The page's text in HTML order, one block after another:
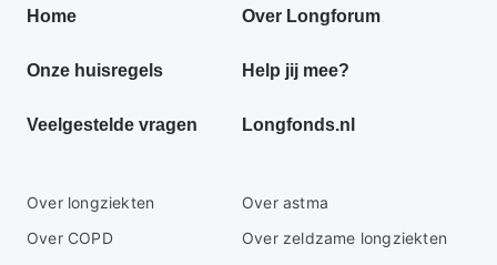
Primair
menu
Home Over Longforum
Onze huisregels Help jij mee?
Veelgestelde vragen Longfonds.nl
Secundaire
footer
Over longziekten
Over astma
Over COPD
Over zeldzame longziekten